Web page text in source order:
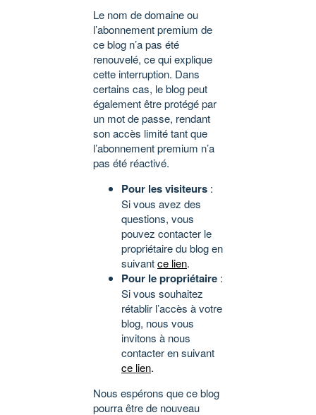
Le nom de domaine ou
l’abonnement premium de
ce blog n’a pas été
renouvelé, ce qui explique
cette interruption. Dans
certains cas, le blog peut
également être protégé par
un mot de passe, rendant
son accès limité tant que
l’abonnement premium n’a
pas été réactivé.
Pour les visiteurs :
Si vous avez des
questions, vous
pouvez contacter le
propriétaire du blog en
suivantce lien.
Pour le propriétaire :
Si vous souhaitez
rétablir l’accès à votre
blog, nous vous
invitons à nous
contacter en suivant
ce lien.
Nous espérons que ce blog
pourra être de nouveau